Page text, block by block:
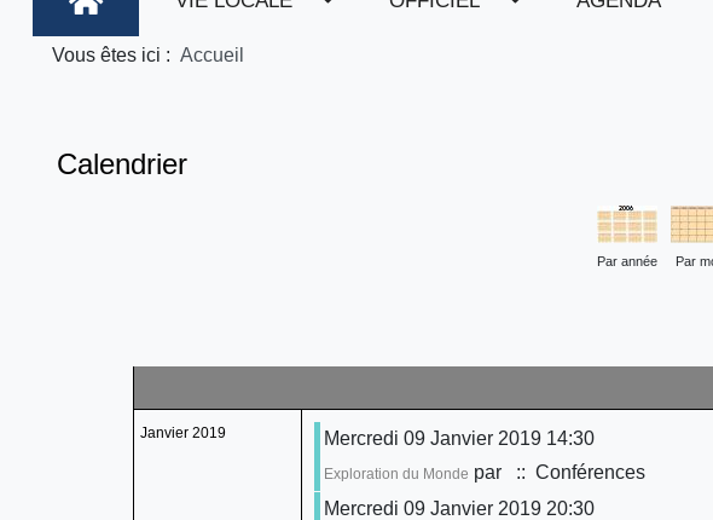
Vous êtes ici : Accueil
Calendrier
Par année Par
Janvier 2019 Mercredi 09 Janvier 2019 14:30
Exploration du Monde par
:: Conférences
Mercredi 09 Janvier 2019 20:30